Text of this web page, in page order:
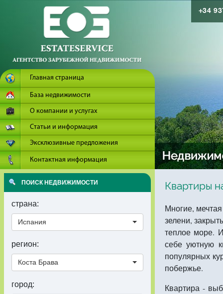
Главная страница
База недвижимости
О компании и услугах
Статьи и информация
Эксклюзивные предложения
Контактная информация
+34
ПОИСК НЕДВИЖИМОСТИ
страна:
Испания
регион:
Коста Брава
город:
Квартиры
Многие,
зелени,
теплое море.
себе уютную
популярных
побержье.
Квартира -